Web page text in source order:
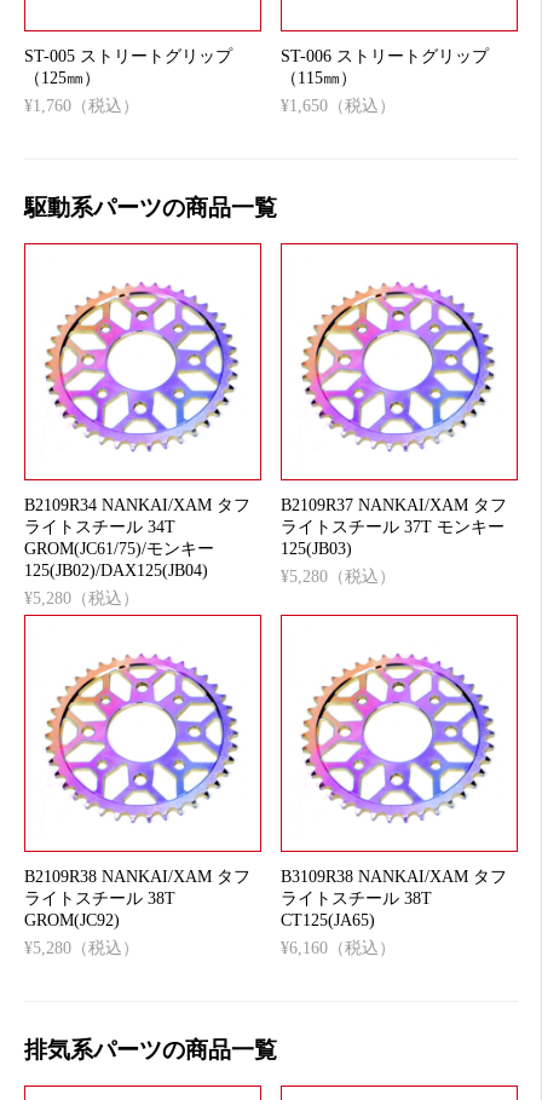
ST-005 ストリートグリップ
（125㎜）
¥1,760（税込）
ST-006 ストリートグリップ
（115㎜）
¥1,650（税込）
駆動系パーツの商品一覧
B2109R34 NANKAI/XAM タフ
ライトスチール 34T
GROM(JC61/75)/モンキー
125(JB02)/DAX125(JB04)
¥5,280（税込）
B2109R37 NANKAI/XAM タフ
ライトスチール 37T モンキー
125(JB03)
¥5,280（税込）
B2109R38 NANKAI/XAM タフ
ライトスチール 38T
GROM(JC92)
¥5,280（税込）
B3109R38 NANKAI/XAM タフ
ライトスチール 38T
CT125(JA65)
¥6,160（税込）
排気系パーツの商品一覧